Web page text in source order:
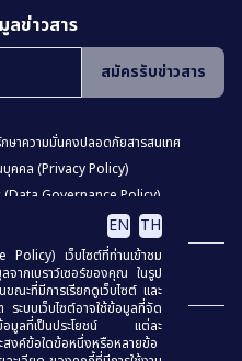
EN TH
เว็บไซต์ที่ท่านเข้าชม
ากเบราว์เซอร์ของคุณ ในรูป
ณะที่มีการเรียกดูเว็บไซต์ และ
ระบบเว็บไซต์อาจใช้ข้อมูลที่จัด
ะข้อมูลที่เป็นประโยชน์ แต่ละ
สงค์ข้อใดข้อหนึ่งหรือหลายข้อ
ลข่าวสาร
สมัครรับข่าวสาร
กษาความมั่นคงปลอดภัยสารสนเทศ
คคล (Privacy Policy)
(Data Governance Policy)
การปฏิเสธความรับผิด (Disclaimer)
ว็บไซต์